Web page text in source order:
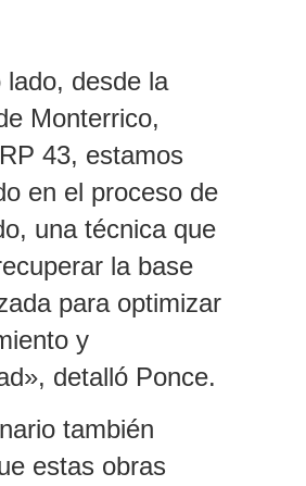
lado, desde la
Monterrico,
43, estamos
en el proceso de
una técnica que
la base
para optimizar
y
detalló Ponce.
también
estas obras